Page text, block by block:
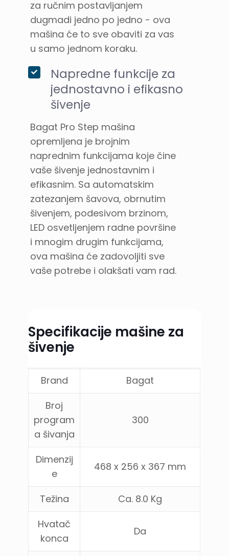
za ručnim postavljanjem
dugmadi jedno po jedno - ova
mašina će to sve obaviti za vas
u samo jednom koraku.
Napredne funkcije za
jednostavno i efikasno
šivenje
Bagat Pro Step mašina
opremljena je brojnim
naprednim funkcijama koje čine
vaše šivenje jednostavnim i
efikasnim. Sa automatskim
zatezanjem šavova, obrnutim
šivenjem, podesivom brzinom,
LED osvetljenjem radne površine
i mnogim drugim funkcijama,
ova mašina će zadovoljiti sve
vaše potrebe i olakšati vam rad.
Specifikacije mašine za
šivenje
Brand
Bagat
Broj
program
a šivanja
300
Dimenzij
e
468 x 256 x 367 mm
Težina
Ca. 8.0 Kg
Hvatač
konca
Da